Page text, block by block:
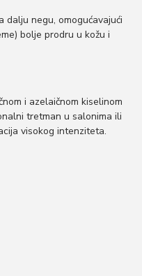
dalju negu, omogućavajući
bolje prodru u kožu i
i azelaičnom kiselinom
tretman u salonima ili
visokog intenziteta.